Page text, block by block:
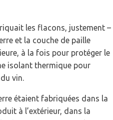
les flacons, justement –
et la couche de paille
à la fois pour protéger le
isolant thermique pour
vin.
étaient fabriquées dans la
à l’extérieur, dans la